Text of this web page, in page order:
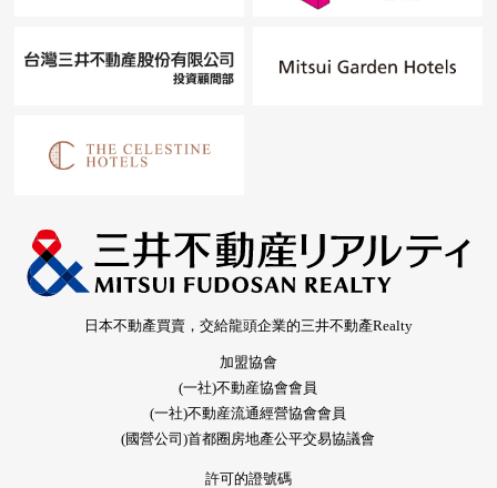
日本不動產買賣，交給龍頭企業的三井不動產Realty
加盟協會
(一社)不動産協會會員
(一社)不動産流通經營協會會員
(國營公司)首都圈房地產公平交易協議會
許可的證號碼